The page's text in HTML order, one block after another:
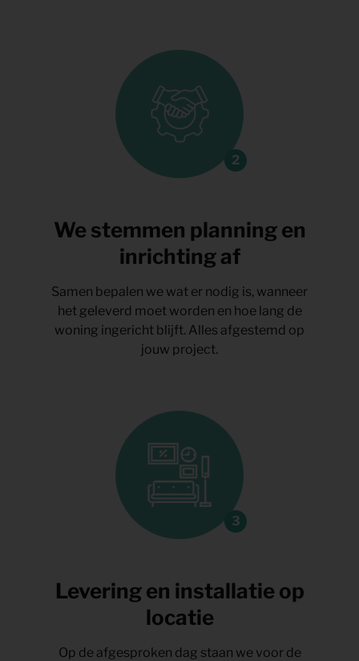
We stemmen planning en
inrichting af
Samen bepalen we wat er nodig is, wanneer
het geleverd moet worden en hoe lang de
woning ingericht blijft. Alles afgestemd op
jouw project.
Levering en installatie op
locatie
Op de afgesproken dag staan we voor de